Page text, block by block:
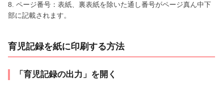
8. ページ番号：表紙、裏表紙を除いた通し番号がページ真ん中下
部に記載されます。
育児記録を紙に印刷する方法
「育児記録の出力」を開く